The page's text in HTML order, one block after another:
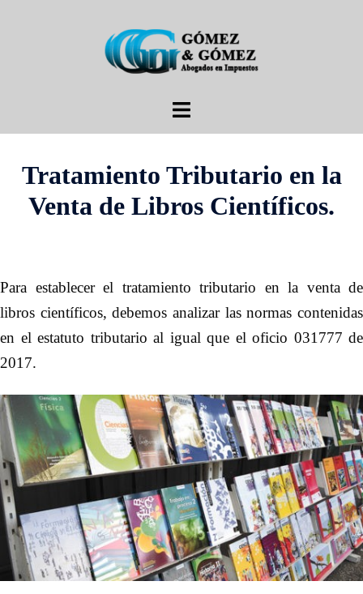
Alternar
Tratamiento Tributario en la
Venta de Libros Científicos.
Para establecer el tratamiento tributario en la venta de
libros científicos, debemos analizar las normas contenidas
en el estatuto tributario al igual que el oficio 031777 de
2017.